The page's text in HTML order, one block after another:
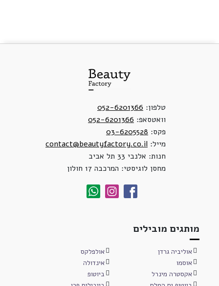
טלפון: 052-6201366
וואטסאפ: 052-6201366
פקס: 03-6205528
מייל: contact@beautyfactory.co.il
חנות: אלנבי 33 תל אביב
מחסן לוגיסטי: המרכבה 17 חולון
מותגים מובילים
אוליביה גרדן
אולפלקס
אוסמו
אינדולה
אקסטרה מינרל
ביוטופ